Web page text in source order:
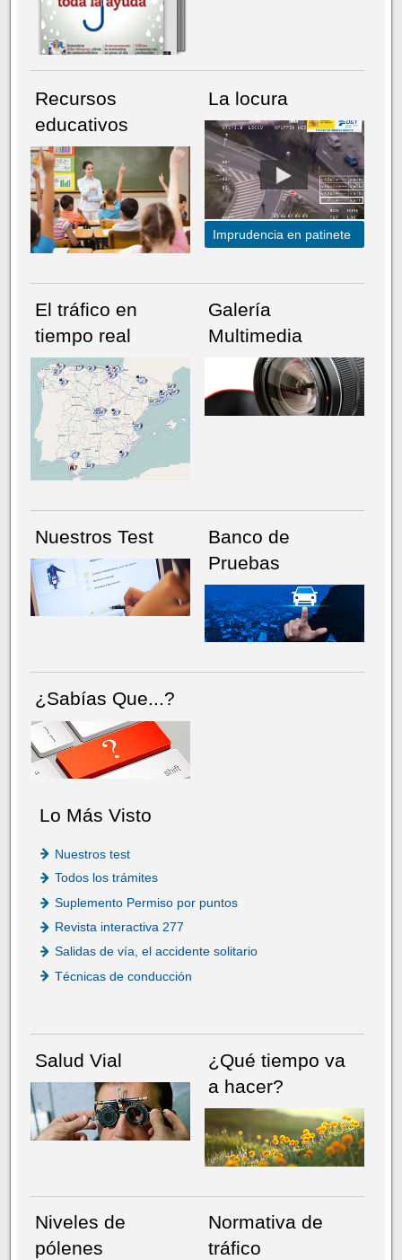
NÚMERO ACTUALHEMEROTECA
Recursos
educativos
La locura
Imprudencia en patinete
El tráfico en
tiempo real
Galería
Multimedia
Nuestros Test
Banco de
Pruebas
¿Sabías Que...?
Lo Más Visto
Nuestros test
Todos los trámites
Suplemento Permiso por puntos
Revista interactiva 277
Salidas de vía, el accidente solitario
Técnicas de conducción
Salud Vial
¿Qué tiempo va
a hacer?
Niveles de
pólenes
Normativa de
tráfico